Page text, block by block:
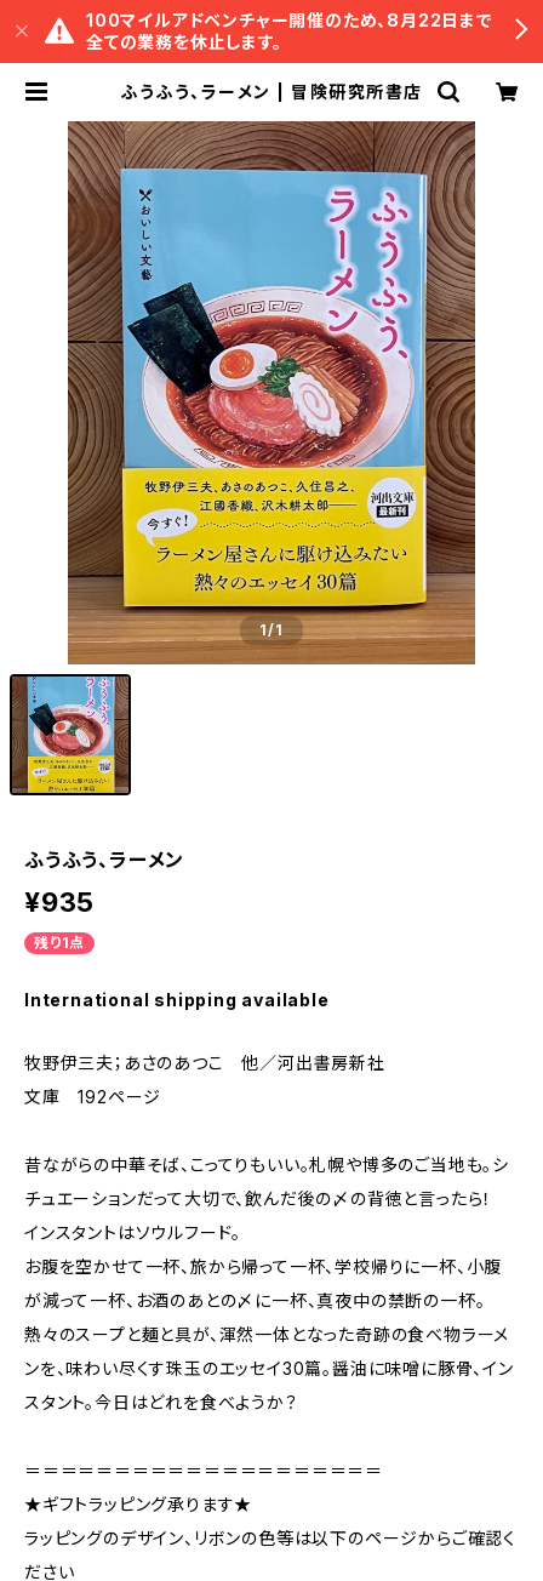
100マイルアドベンチャー開催のため、8月22日まで
全ての業務を休止します。
ふうふう、ラーメン | 冒険研究所書店
1/1
ふうふう、ラーメン
¥935
残り1点
International shipping available
牧野伊三夫；あさのあつこ 他／河出書房新社
文庫 192ページ
昔ながらの中華そば、こってりもいい。札幌や博多のご当地も。シ
チュエーションだって大切で、飲んだ後の〆の背徳と言ったら！
インスタントはソウルフード。
お腹を空かせて一杯、旅から帰って一杯、学校帰りに一杯、小腹
が減って一杯、お酒のあとの〆に一杯、真夜中の禁断の一杯。
熱々のスープと麺と具が、渾然一体となった奇跡の食べ物ラーメ
ンを、味わい尽くす珠玉のエッセイ30篇。醤油に味噌に豚骨、イン
スタント。今日はどれを食べようか？
＝＝＝＝＝＝＝＝＝＝＝＝＝＝＝＝＝＝＝＝
★ギフトラッピング承ります★
ラッピングのデザイン、リボンの色等は以下のページからご確認く
ださい